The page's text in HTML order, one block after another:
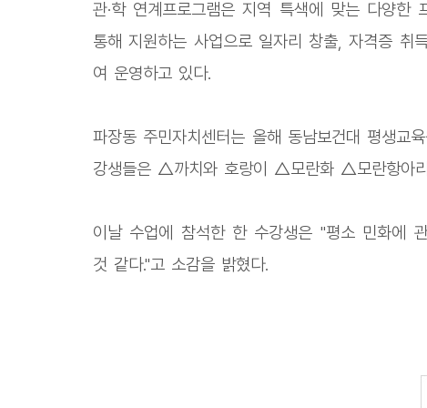
관·학 연계프로그램은 지역 특색에 맞는 다양한
통해 지원하는 사업으로 일자리 창출, 자격증 취
여 운영하고 있다.
파장동 주민자치센터는 올해 동남보건대 평생교
강생들은 △까치와 호랑이 △모란화 △모란항아
이날 수업에 참석한 한 수강생은 "평소 민화에
것 같다."고 소감을 밝혔다.